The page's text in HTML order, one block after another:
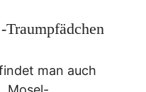
man auch